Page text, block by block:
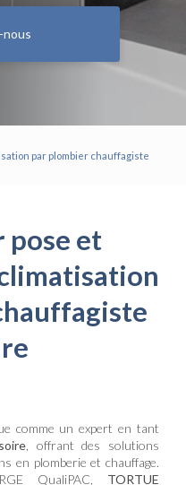
par plombier chauffagiste
pose et
comme un expert en tant
, offrant des solutions
en plomberie et chauffage.
QualiPAC, TORTUE